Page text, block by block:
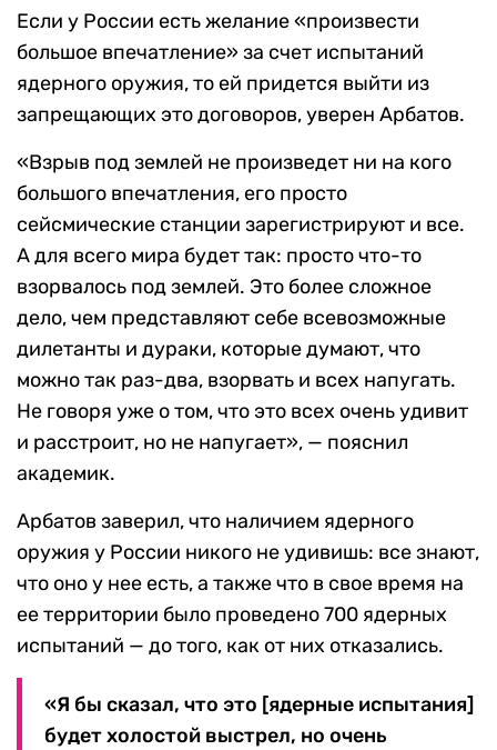
Если у России есть желание «произвести
большое впечатление» за счет испытаний
ядерного оружия, то ей придется выйти из
запрещающих это договоров, уверен Арбатов.
«Взрыв под землей не произведет ни на кого
большого впечатления, его просто
сейсмические станции зарегистрируют и все.
А для всего мира будет так: просто что-то
взорвалось под землей. Это более сложное
дело, чем представляют себе всевозможные
дилетанты и дураки, которые думают, что
можно так раз-два, взорвать и всех напугать.
Не говоря уже о том, что это всех очень удивит
и расстроит, но не напугает», — пояснил
академик.
Арбатов заверил, что наличием ядерного
оружия у России никого не удивишь: все знают,
что оно у нее есть, а также что в свое время на
ее территории было проведено 700 ядерных
испытаний — до того, как от них отказались.
«Я бы сказал, что это [ядерные испытания]
будет холостой выстрел, но очень